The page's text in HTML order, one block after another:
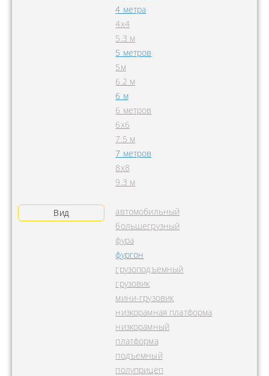
4 метра
4x4
5.3 м
5 метров
5м
6.2 м
6 м
6 метров
6х6
7.5 м
7 метров
8х8
9.3 м
Вид
автомобильный
большегрузный
фура
фургон
грузоподъемный
грузовик
мини-грузовик
низкорамная платформа
низкорамный
платформа
подъемный
полуприцеп